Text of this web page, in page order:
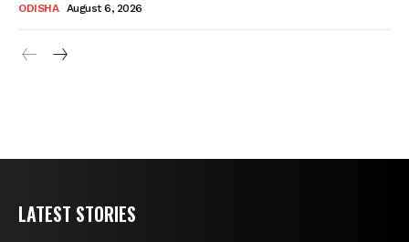
ODISHA August 6, 2026
LATEST STORIES